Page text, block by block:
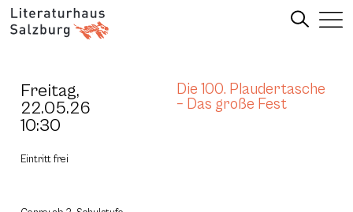
Freitag,
22.05.26
10:30
Die 100. Plaudertasche
– Das große Fest
Eintritt frei